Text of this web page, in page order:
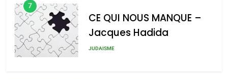
l’antisémitisme
admin 0
7
CE QUI NOUS MANQUE –
Jacques Hadida
JUDAISME